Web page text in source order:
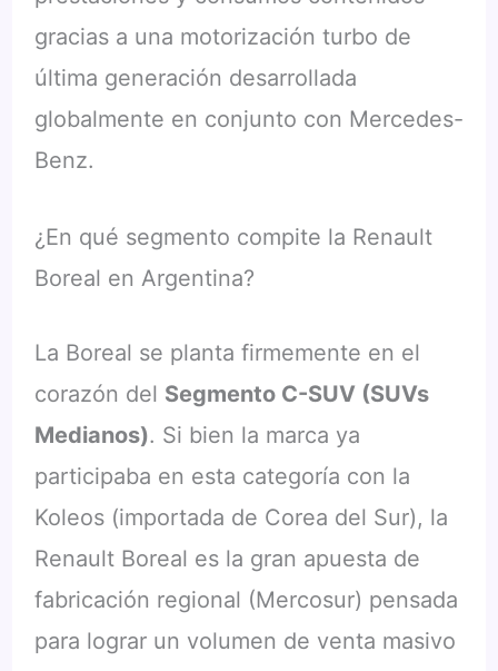
gracias a una motorización turbo de
última generación desarrollada
globalmente en conjunto con Mercedes-
Benz.
¿En qué segmento compite la Renault
Boreal en Argentina?
La Boreal se planta firmemente en el
corazón del Segmento C-SUV (SUVs
Medianos). Si bien la marca ya
participaba en esta categoría con la
Koleos (importada de Corea del Sur), la
Renault Boreal es la gran apuesta de
fabricación regional (Mercosur) pensada
para lograr un volumen de venta masivo